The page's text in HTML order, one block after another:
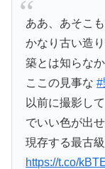
ああ、あそこ
かなり古い造
築とは知らなか
ここの見事な#
以前に撮影し
でいい色が出
現存する最古
https://t.co/